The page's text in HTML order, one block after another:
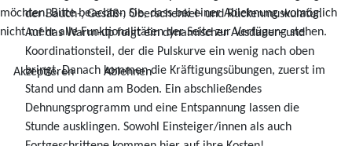
der Bauch-, Gesäß-, Oberschenkel- und Rückenmuskulatur.
Auf das Warm-up folgt ein dynamischer Ausdauer- und
Koordinationsteil, der die Pulskurve ein wenig nach oben
bringt. Danach kommen die Kräftigungsübungen, zuerst im
Stand und dann am Boden. Ein abschließendes
Dehnungsprogramm und eine Entspannung lassen die
Stunde ausklingen. Sowohl Einsteiger/innen als auch
möchten. Bitte beachten Sie, dass bei einer Ablehnung womöglich
nicht mehr alle Funktionalitäten der Seite zur Verfügung stehen.
Akzeptieren Ablehnen